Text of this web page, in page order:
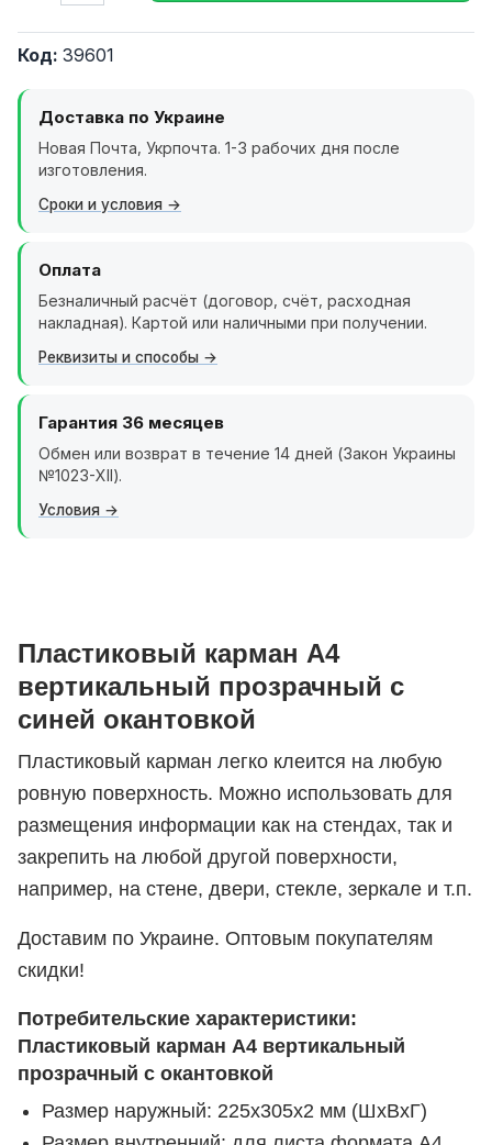
Код: 39601
Доставка по Украине
Новая Почта, Укрпочта. 1-3 рабочих дня после
изготовления.
Сроки и условия
Оплата
Безналичный расчёт (договор, счёт, расходная
накладная). Картой или наличными при получении.
Реквизиты и способы
Гарантия 36 месяцев
Обмен или возврат в течение 14 дней (Закон Украины
№1023-XII).
Условия
Пластиковый карман А4
вертикальный прозрачный с
синей окантовкой
Пластиковый карман легко клеится на любую
ровную поверхность. Можно использовать для
размещения информации как на стендах, так и
закрепить на любой другой поверхности,
например, на стене, двери, стекле, зеркале и т.п.
Доставим по Украине. Оптовым покупателям
скидки!
Потребительские характеристики:
Пластиковый карман А4 вертикальный
прозрачный с окантовкой
Размер наружный: 225х305х2 мм (ШхВхГ)